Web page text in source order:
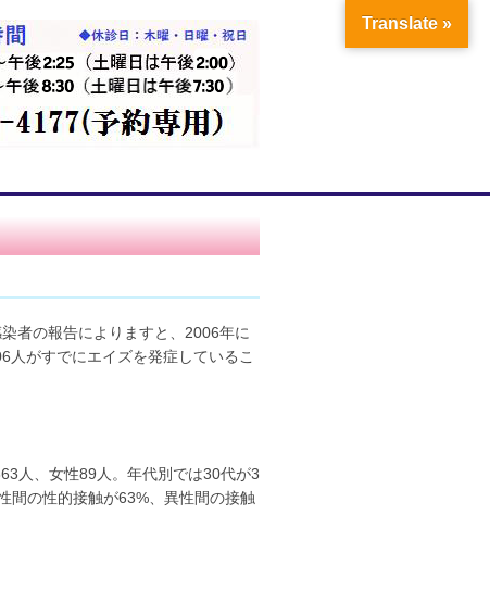
者の報告によりますと、2006年に
がすでにエイズを発症しているこ
人、女性89人。年代別では30代が3
間の性的接触が63%、異性間の接触
Translate »